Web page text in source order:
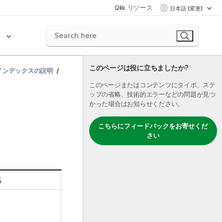
Qlik リソース 日本語 (変更)
このページは役に立ちましたか?
このページまたはコンテンツにタイポ、ステ
ップの省略、技術的エラーなどの問題が見つ
かった場合はお知らせください。
こちらにフィードバックをお寄せくだ
さい
ンデックスの説明